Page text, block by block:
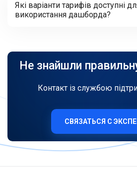
Які варіанти тарифів доступні
використання дашборда?
Не знайшли
Контакт із службою
СВЯЗАТЬСЯ С